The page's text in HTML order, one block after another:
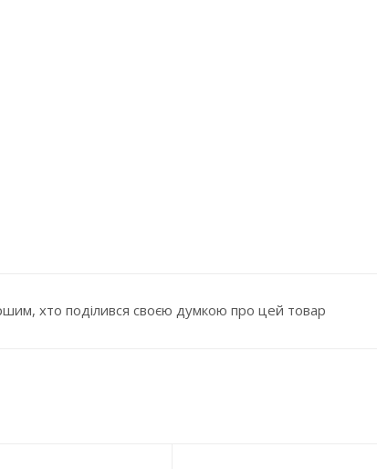
хто поділився своєю думкою про цей товар